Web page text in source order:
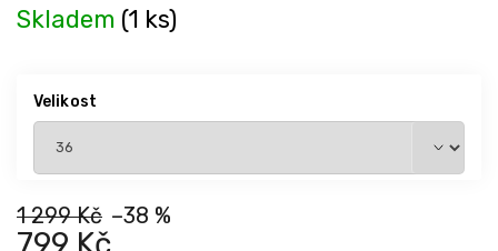
1 299 Kč –38 %
799 Kč
Skladem (1 ks)
Velikost